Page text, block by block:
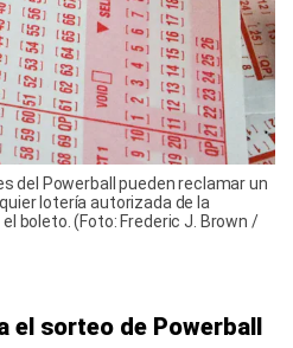
del Powerball pueden reclamar un
lotería autorizada de la
boleto. (Foto: Frederic J. Brown /
el sorteo de Powerball